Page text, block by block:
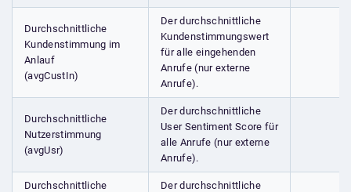
Durchschnittliche
Kundenstimmung im
Anlauf
(avgCustIn)
Der durchschnittliche
Kundenstimmungswert
für alle eingehenden
Anrufe (nur externe
Anrufe).
Durchschnittliche
Nutzerstimmung
(avgUsr)
Der durchschnittliche
User Sentiment Score für
alle Anrufe (nur externe
Anrufe).
Durchschnittliche
Der durchschnittliche